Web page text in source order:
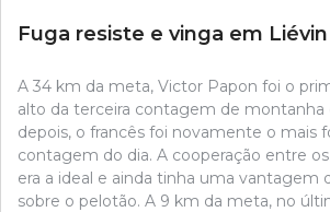
Fuga resiste e vinga em Liévin
A 34 km da meta, Victor Papon foi o
alto da terceira contagem de montanha
depois, o francês foi novamente o mais
contagem do dia. A cooperação entre
era a ideal e ainda tinha uma vantagem
sobre o pelotão. A 9 km da meta, no